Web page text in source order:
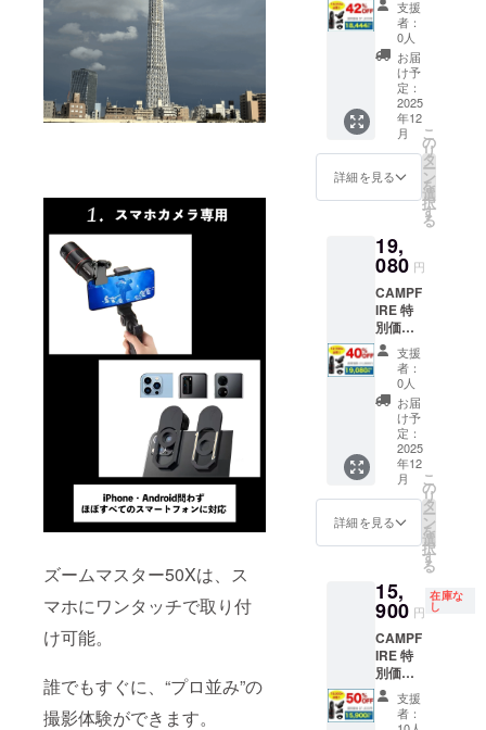
ズームマスター50Xは、ス
マホにワンタッチで取り付
け可能。
誰でもすぐに、“プロ並み”の
撮影体験ができます。
F ズー
ムマス
ター
50X 1
セット
一般販
売予定
価格
31,800
円 →
18,444
円
送料
込）
42%オ
フで
13,356
円お
得！
支援
者：
0人
お届
け予
定：
2025
年12
月
詳細を見る
こ
の
リ
タ
ー
ン
を
選
択
す
る
19,
080 円
CAMPF
IRE 特
別価格
40%OF
F ズー
ムマス
ター
50X 1
セット
一般販
売予定
価格
31,800
円 →
19,080
円
送料
込）
40%オ
フで
12,720
円お
得！
支援
者：
0人
お届
け予
定：
2025
年12
月
詳細を見る
こ
の
リ
タ
ー
ン
を
選
択
す
る
15,
900 円
在庫な
し
CAMPF
IRE 特
別価格
50%OF
F ズー
ムマス
支援
者：